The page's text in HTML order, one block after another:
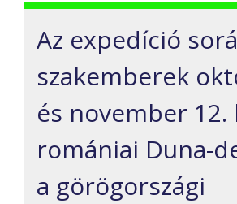
Az expedíció
szakemberek
és november 12.
romániai Duna-
a görögországi